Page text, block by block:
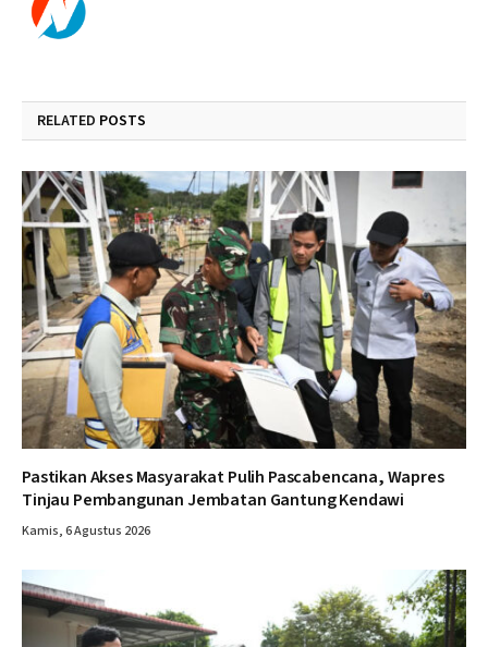
RELATED POSTS
Pastikan Akses Masyarakat Pulih Pascabencana, Wapres
Tinjau Pembangunan Jembatan Gantung Kendawi
Kamis, 6 Agustus 2026